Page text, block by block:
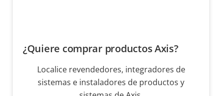
¿Quiere comprar productos Axis?
Localice revendedores, integradores de
sistemas e instaladores de productos y